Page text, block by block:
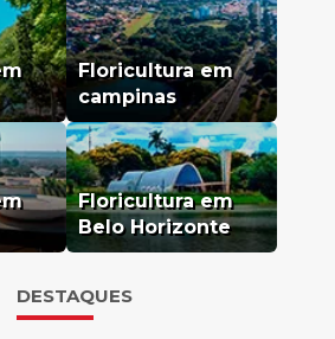
Floricultura em
campinas
Floricultura em
Belo Horizonte
DESTAQUES